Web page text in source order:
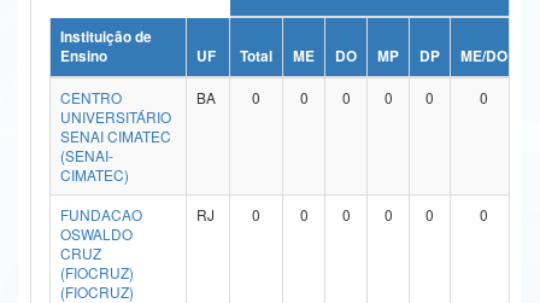
Ministério da Ciência, Tecnologia, Inovações e Comunicações
Ministério do Meio Ambiente
Ministério do Turismo
Ministério do Desenvolvimento Regional
Controladoria-Geral da União
Ministério da Mulher, da Família e dos Direitos Humanos
Instituição de
Ensino
UF Total ME DO MP DP ME/DO
CENTRO
UNIVERSITÁRIO
SENAI CIMATEC
(SENAI-
CIMATEC)
BA 0 0 0 0 0 0
FUNDACAO
OSWALDO
CRUZ
(FIOCRUZ)
(FIOCRUZ)
RJ 0 0 0 0 0 0